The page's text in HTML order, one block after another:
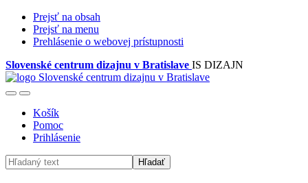
Prejsť na obsah
Prejsť na menu
Prehlásenie o webovej prístupnosti
Slovenské centrum dizajnu v Bratislave IS DIZAJN
Košík
Pomoc
Prihlásenie
Hľadať